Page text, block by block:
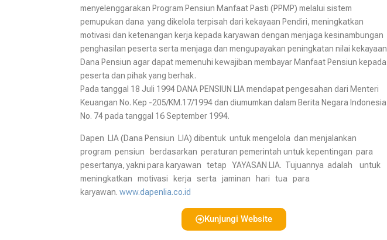
menyelenggarakan Program Pensiun Manfaat Pasti (PPMP) melalui sistem
pemupukan dana yang dikelola terpisah dari kekayaan Pendiri, meningkatkan
motivasi dan ketenangan kerja kepada karyawan dengan menjaga kesinambungan
penghasilan peserta serta menjaga dan mengupayakan peningkatan nilai kekayaan
Dana Pensiun agar dapat memenuhi kewajiban membayar Manfaat Pensiun kepada
peserta dan pihak yang berhak.
Pada tanggal 18 Juli 1994 DANA PENSIUN LIA mendapat pengesahan dari Menteri
Keuangan No. Kep -205/KM.17/1994 dan diumumkan dalam Berita Negara Indonesia
No. 74 pada tanggal 16 September 1994.
Dapen LIA (Dana Pensiun LIA) dibentuk untuk mengelola dan menjalankan
program pensiun berdasarkan peraturan pemerintah untuk kepentingan para
pesertanya, yakni para karyawan tetap YAYASAN LIA. Tujuannya adalah untuk
meningkatkan motivasi kerja serta jaminan hari tua para
karyawan. www.dapenlia.co.id
Kunjungi Website